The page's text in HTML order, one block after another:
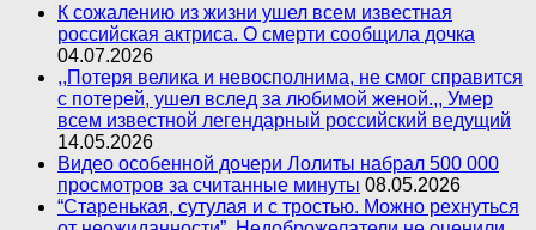
К сожалению из жизни ушел всем известная
российская актриса. О смерти сообщила дочка
04.07.2026
,,Потеря велика и невосполнима, не смог справится
с потерей, ушел вслед за любимой женой.,, Умер
всем известной легендарный российский ведущий
14.05.2026
Видео особенной дочери Лолиты набрал 500 000
просмотров за считанные минуты 08.05.2026
“Старенькая, сутулая и с тростью. Можно рехнуться